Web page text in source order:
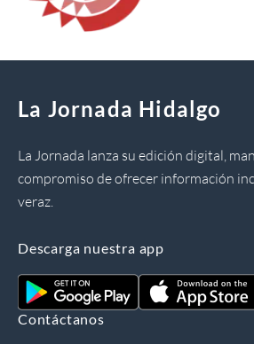
La Jornada Hidalgo
La Jornada lanza su edición digital,
compromiso de ofrecer información
veraz.
Descarga nuestra app
Contáctanos